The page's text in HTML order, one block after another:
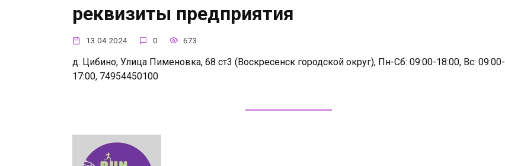
реквизиты предприятия
13.04.2024 0 673
д. Цибино, Улица Пименовка, 68 ст3 (Воскресенск городской округ), Пн-Сб: 09:00-18:00, Вс: 09:00-
17:00, 74954450100